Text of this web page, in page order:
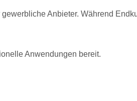
Anbieter. Während
Anwendungen bereit.